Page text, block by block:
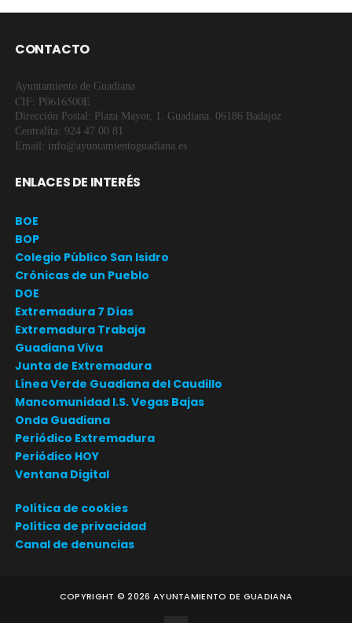
CONTACTO
Ayuntamiento de Guadiana
CIF: P0616500E
Dirección Postal: Plaza Mayor, 1. Guadiana. 06186 Badajoz
Centralita: 924 47 00 81
Email: info@ayuntamientoguadiana.es
ENLACES DE INTERÉS
BOE
BOP
Colegio Público San Isidro
Crónicas de un Pueblo
DOE
Extremadura 7 Días
Extremadura Trabaja
Guadiana Viva
Junta de Extremadura
Línea Verde Guadiana del Caudillo
Mancomunidad I.S. Vegas Bajas
Onda Guadiana
Periódico Extremadura
Periódico HOY
Ventana Digital
Política de cookies
Política de privacidad
Canal de denuncias
COPYRIGHT ©2026 AYUNTAMIENTO DE GUADIANA